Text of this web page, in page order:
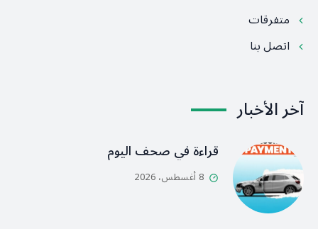
متفرقات
اتصل بنا
آخر الأخبار
قراءة في صحف اليوم
8 أغسطس، 2026